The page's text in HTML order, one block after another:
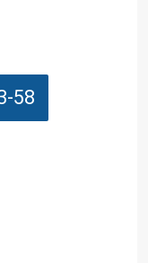
58